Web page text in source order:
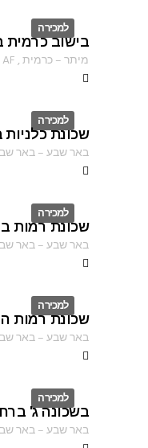
למכירה
ID
בישוב כרמית
מיתר–כרמית,
AF
למכירה
ID
שכונת כלניות
באר שבע–באר
למכירה
ID
שכונת רמות
באר שבע–באר
למכירה
ID
שכונת רמות
באר שבע–באר
למכירה
ID
בשכונה ג'
באר שבע–באר